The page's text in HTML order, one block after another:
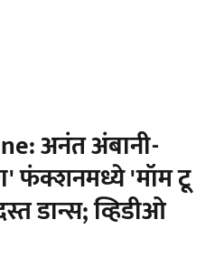
अनंत अंबानी-
फंक्शनमध्ये 'मॉम टू
डान्स; व्हिडीओ